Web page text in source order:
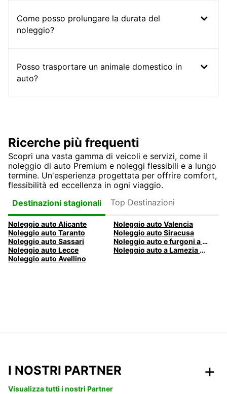
Come posso prolungare la durata del
noleggio?
Posso trasportare un animale domestico in
auto?
Ricerche più frequenti
Scopri una vasta gamma di veicoli e servizi, come il
noleggio di auto Premium e noleggi flessibili e a lungo
termine. Un'esperienza progettata per offrire comfort,
flessibilità ed eccellenza in ogni viaggio.
Destinazioni stagionali
Top Destinazioni
Noleggio auto Alicante
Noleggio auto Valencia
Noleggio auto Taranto
Noleggio auto Siracusa
Noleggio auto Sassari
Noleggio auto e furgoni a Pescara
Noleggio auto Lecce
Noleggio auto a Lamezia Terme, Italia
Noleggio auto Avellino
I NOSTRI PARTNER
Visualizza tutti i nostri Partner